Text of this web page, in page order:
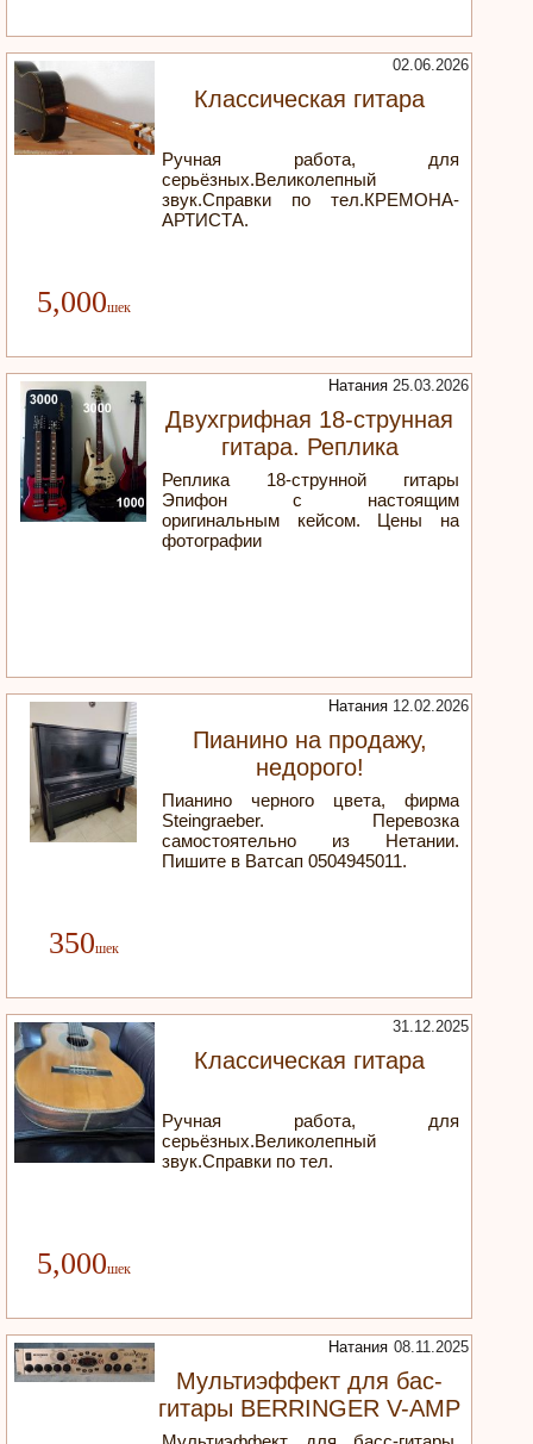
Классическая гитара
Ручная работа, для
серьёзных.Великолепный
звук.Справки по тел.КРЕМОНА-
АРТИСТА.
5,000
02.06.2026
Двухгрифная 18-струнная
гитара. Реплика
Реплика 18-струнной гитары
Эпифон с настоящим
оригинальным кейсом. Цены на
фотографии
Натания 25.03.2026
Пианино на продажу,
недорого!
Пианино черного цвета, фирма
Steingraeber. Перевозка
самостоятельно из Нетании.
Пишите в Ватсап 0504945011.
350
Натания 12.02.2026
Классическая гитара
Ручная работа, для
серьёзных.Великолепный
звук.Справки по тел.
5,000
31.12.2025
Мультиэффект для бас-
гитары BERRINGER V-AMP
PRO
Натания 08.11.2025